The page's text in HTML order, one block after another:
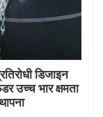
डिजाइन
उच्च भार क्षमता